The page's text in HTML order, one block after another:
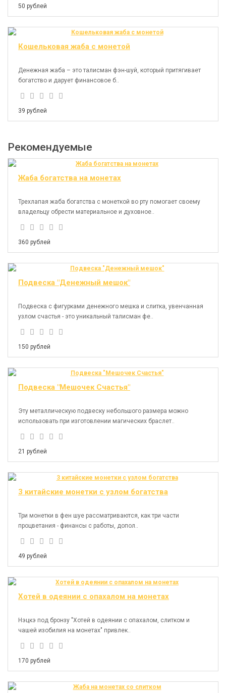
50 рублей
Кошельковая жаба с монетой
Денежная жаба – это талисман фэн-шуй, который притягивает
богатство и дарует финансовое б..
39 рублей
Рекомендуемые
Жаба богатства на монетах
Трехлапая жаба богатства с монеткой во рту помогает своему
владельцу обрести материальное и духовное..
360 рублей
Подвеска "Денежный мешок"
Подвеска с фигурками денежного мешка и слитка, увенчанная
узлом счастья - это уникальный талисман фе..
150 рублей
Подвеска "Мешочек Счастья"
Эту металлическую подвеску небольшого размера можно
использовать при изготовлении магических браслет..
21 рублей
3 китайские монетки с узлом богатства
Три монетки в фен шуе рассматриваются, как три части
процветания - финансы с работы, допол..
49 рублей
Хотей в одеянии с опахалом на монетах
Нэцкэ под бронзу "Хотей в одеянии с опахалом, слитком и
чашей изобилия на монетах" привлек..
170 рублей